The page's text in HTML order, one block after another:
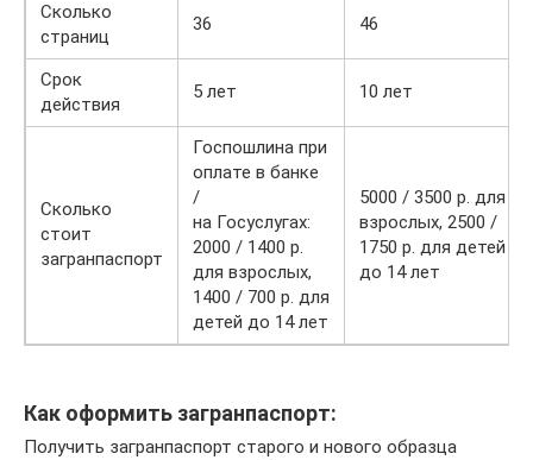
Сколько
страниц
36 46
Срок
действия
5 лет 10 лет
Сколько
стоит
загранпаспорт
Госпошлина при
оплате в банке
/
на Госуслугах:
2000 / 1400 р.
для взрослых,
1400 / 700 р. для
детей до 14 лет
5000 / 3500 р. для
взрослых, 2500 /
1750 р. для детей
до 14 лет
Как оформить загранпаспорт:
Получить загранпаспорт старого и нового образца